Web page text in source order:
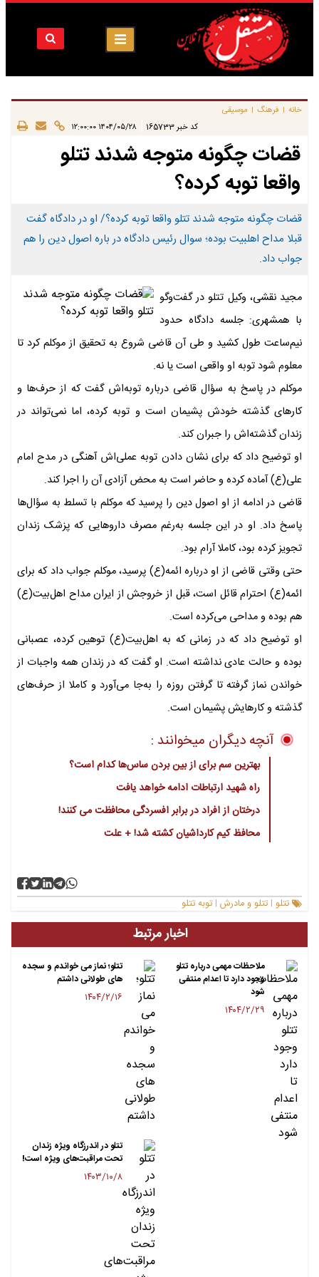
خانه | فرهنگ | موسیقی
کد خبر 165733 ۱۴۰۴/۰۵/۲۸ ۱۲:۰۰:۰۰
قضات چگونه متوجه شدند تتلو
واقعا توبه کرده؟
قضات چگونه متوجه شدند تتلو واقعا توبه کرده؟/ او در دادگاه گفت
قبلا مداح اهلبیت بوده؛ سوال رئیس دادگاه در باره اصول دین را هم
جواب داد.
مجید نقشی، وکیل تتلو در گفت‌وگو
با همشهری: جلسه دادگاه حدود
نیم‌ساعت طول کشید و طی آن قاضی شروع به تحقیق از موکلم کرد تا
معلوم شود توبه او واقعی است یا نه.
موکلم در پاسخ به سؤال قاضی درباره توبه‌اش گفت که از حرف‌ها و
کارهای گذشته خودش پشیمان است و توبه کرده، اما نمی‌تواند در
زندان گذشته‌اش را جبران کند.
او توضیح داد که برای نشان دادن توبه عملی‌اش آهنگی در مدح امام
علی(ع) آماده کرده و حاضر است به محض آزادی آن را اجرا کند.
قاضی در ادامه از او اصول دین را پرسید که موکلم با تسلط به سؤال‌ها
پاسخ داد. او در این جلسه به‌رغم مصرف داروهایی که پزشک زندان
تجویز کرده بود، کاملا آرام بود.
حتی وقتی قاضی از او درباره ائمه(ع) پرسید، موکلم جواب داد که برای
ائمه(ع) احترام قائل است، قبل از خروجش از ایران مداح اهل‌بیت(ع)
هم بوده و مداحی می‌کرده است.
او توضیح داد که در زمانی که به اهل‌بیت(ع) توهین کرده، عصبانی
بوده و حالت عادی نداشته است. او گفت که در زندان همه واجبات از
خواندن نماز گرفته تا گرفتن روزه را به‌جا می‌آورد و کاملا از حرف‌های
گذشته و کارهایش پشیمان است.
آنچه دیگران میخوانند :
بهترین سم برای از بین بردن ساس‌ها کدام است؟
راه شهید ارتباطات ادامه خواهد یافت
درختان از افراد در برابر افسردگی محافظت می کنند!
محافظ کیم کارداشیان کشته شد! + علت
تتلو | تتلو و مادرش | توبه تتلو
اخبار مرتبط
ملاحظات مهمی درباره تتلو
وجود دارد تا اعدام منتفی
شود
۱۴۰۴/۲/۲۹
تتلو؛ نماز می خواندم و سجده
های طولانی داشتم
۱۴۰۴/۲/۱۶
تتلو در اندرزگاه ویژه زندان
تحت مراقبت‌های ویژه است!
۱۴۰۳/۱۰/۸